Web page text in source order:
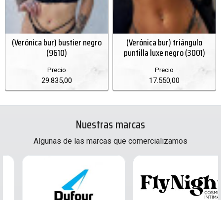
(Verónica bur) bustier negro
(9610)
Precio
29.835,00
(Verónica bur) triángulo
puntilla luxe negro (3001)
Precio
17.550,00
Nuestras marcas
Algunas de las marcas que comercializamos